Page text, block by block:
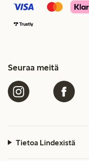
Seuraa meitä
Tietoa Lindexistä